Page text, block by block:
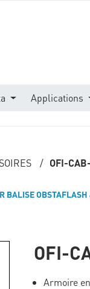
Applications
/ OFI-
BALISE
OFI-
Armoire